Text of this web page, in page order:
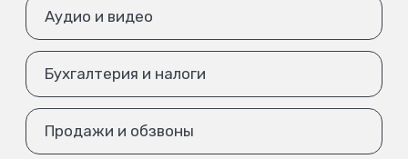
Аудио и видео
Бухгалтерия и налоги
Продажи и обзвоны